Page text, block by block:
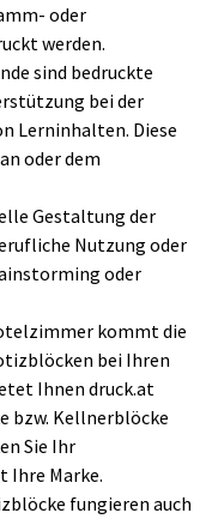
oder
werden.
sind bedruckte
bei der
Lerninhalten. Diese
oder dem
Gestaltung der
Nutzung oder
oder
kommt die
bei Ihren
Ihnen druck.at
bzw. Kellnerblöcke
Sie Ihr
Ihre Marke.
fungieren auch